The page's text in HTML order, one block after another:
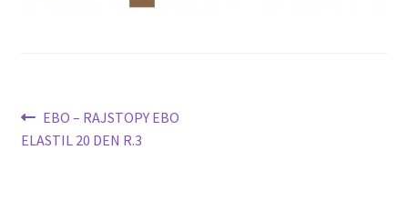
Nawigacja
wpisu
Poprzedni
wpis:
EBO – RAJSTOPY EBO
ELASTIL 20 DEN R.3